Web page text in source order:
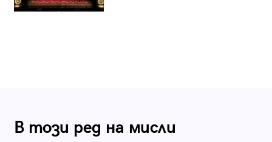
В този ред на мисли